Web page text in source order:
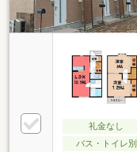
礼金なし
バス・トイレ別